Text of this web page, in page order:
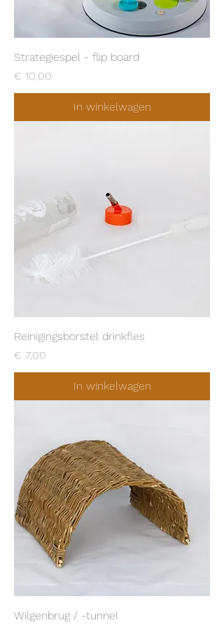
Strategiespel - flip board
Prijs
€ 10,00
In winkelwagen
Reinigingsborstel drinkfles
Prijs
€ 7,00
In winkelwagen
Wilgenbrug / -tunnel